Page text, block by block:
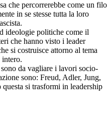
che percorrerebbe come un filo
in se stesse tutta la loro
ideologie politiche come il
che hanno visto i leader
si costruisce attorno al tema
intero.
da vagliare i lavori socio-
sono: Freud, Adler, Jung,
si trasformi in leadership